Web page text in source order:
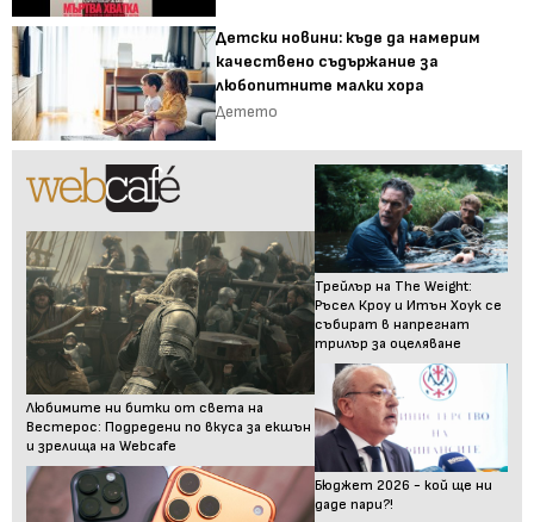
Детски новини: къде да намерим
качествено съдържание за
любопитните малки хора
Детето
Любимите ни битки от света на
Вестерос: Подредени по вкуса за екшън
и зрелища на Webcafe
Трейлър на The Weight:
Ръсел Кроу и Итън Хоук се
събират в напрегнат
трилър за оцеляване
Бюджет 2026 - кой ще ни
даде пари?!